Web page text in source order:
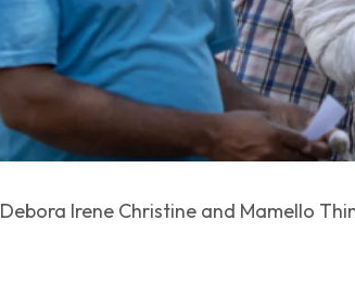
Debora Irene Christine and Mamello